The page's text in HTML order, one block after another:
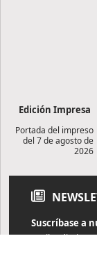
Edición Impresa
Portada del impreso
del 7 de agosto de
2026
Suscríbase a
Reciba